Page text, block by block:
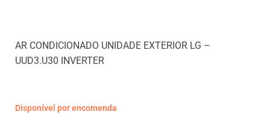
AR CONDICIONADO UNIDADE EXTERIOR LG –
UUD3.U30 INVERTER
Disponível por encomenda